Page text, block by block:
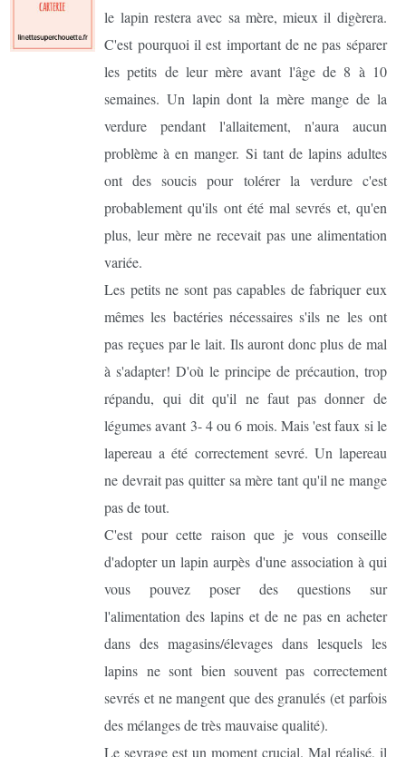
le lapin restera avec sa mère, mieux il digèrera.
C'est pourquoi il est important de ne pas séparer
les petits de leur mère avant l'âge de 8 à 10
semaines. Un lapin dont la mère mange de la
verdure pendant l'allaitement, n'aura aucun
problème à en manger. Si tant de lapins adultes
ont des soucis pour tolérer la verdure c'est
probablement qu'ils ont été mal sevrés et, qu'en
plus, leur mère ne recevait pas une alimentation
variée.
Les petits ne sont pas capables de fabriquer eux
mêmes les bactéries nécessaires s'ils ne les ont
pas reçues par le lait. Ils auront donc plus de mal
à s'adapter! D'où le principe de précaution, trop
répandu, qui dit qu'il ne faut pas donner de
légumes avant 3- 4 ou 6 mois. Mais 'est faux si le
lapereau a été correctement sevré. Un lapereau
ne devrait pas quitter sa mère tant qu'il ne mange
pas de tout.
C'est pour cette raison que je vous conseille
d'adopter un lapin aurpès d'une association à qui
vous pouvez poser des questions sur
l'alimentation des lapins et de ne pas en acheter
dans des magasins/élevages dans lesquels les
lapins ne sont bien souvent pas correctement
sevrés et ne mangent que des granulés (et parfois
des mélanges de très mauvaise qualité).
Le sevrage est un moment crucial. Mal réalisé, il